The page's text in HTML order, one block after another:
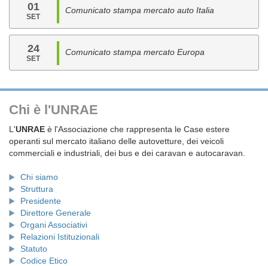
01
SET
Comunicato stampa mercato auto Italia
24
SET
Comunicato stampa mercato Europa
Chi è l'UNRAE
L'UNRAE è l'Associazione che rappresenta le Case estere
operanti sul mercato italiano delle autovetture, dei veicoli
commerciali e industriali, dei bus e dei caravan e autocaravan.
Chi siamo
Struttura
Presidente
Direttore Generale
Organi Associativi
Relazioni Istituzionali
Statuto
Codice Etico